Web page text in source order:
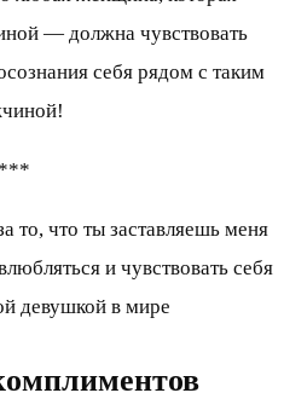
— должна чувствовать
себя рядом с таким
***
то, что ты заставляешь меня
и чувствовать себя
девушкой в мире